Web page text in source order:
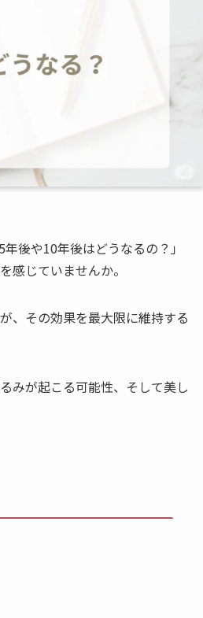
後や10年後はどうなるの？」
感じていませんか。
、その効果を最大限に維持する
みが起こる可能性、そして美し